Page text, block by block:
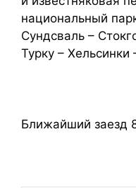
национальный
Сундсваль –
Турку – Хельсинки
Ближайший заезд